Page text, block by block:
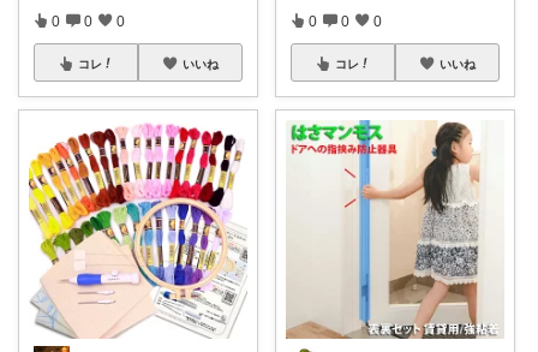
0 0 0
コレ いいね
0 0 0
コレ いいね